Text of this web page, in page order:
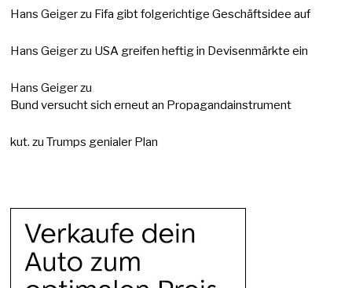
Hans Geigerzu Fifa gibt folgerichtige Geschäftsidee auf
Hans Geigerzu USA greifen heftig in Devisenmärkte ein
Hans Geigerzu
Bund versucht sich erneut an Propagandainstrument
kut. zuTrumps genialer Plan